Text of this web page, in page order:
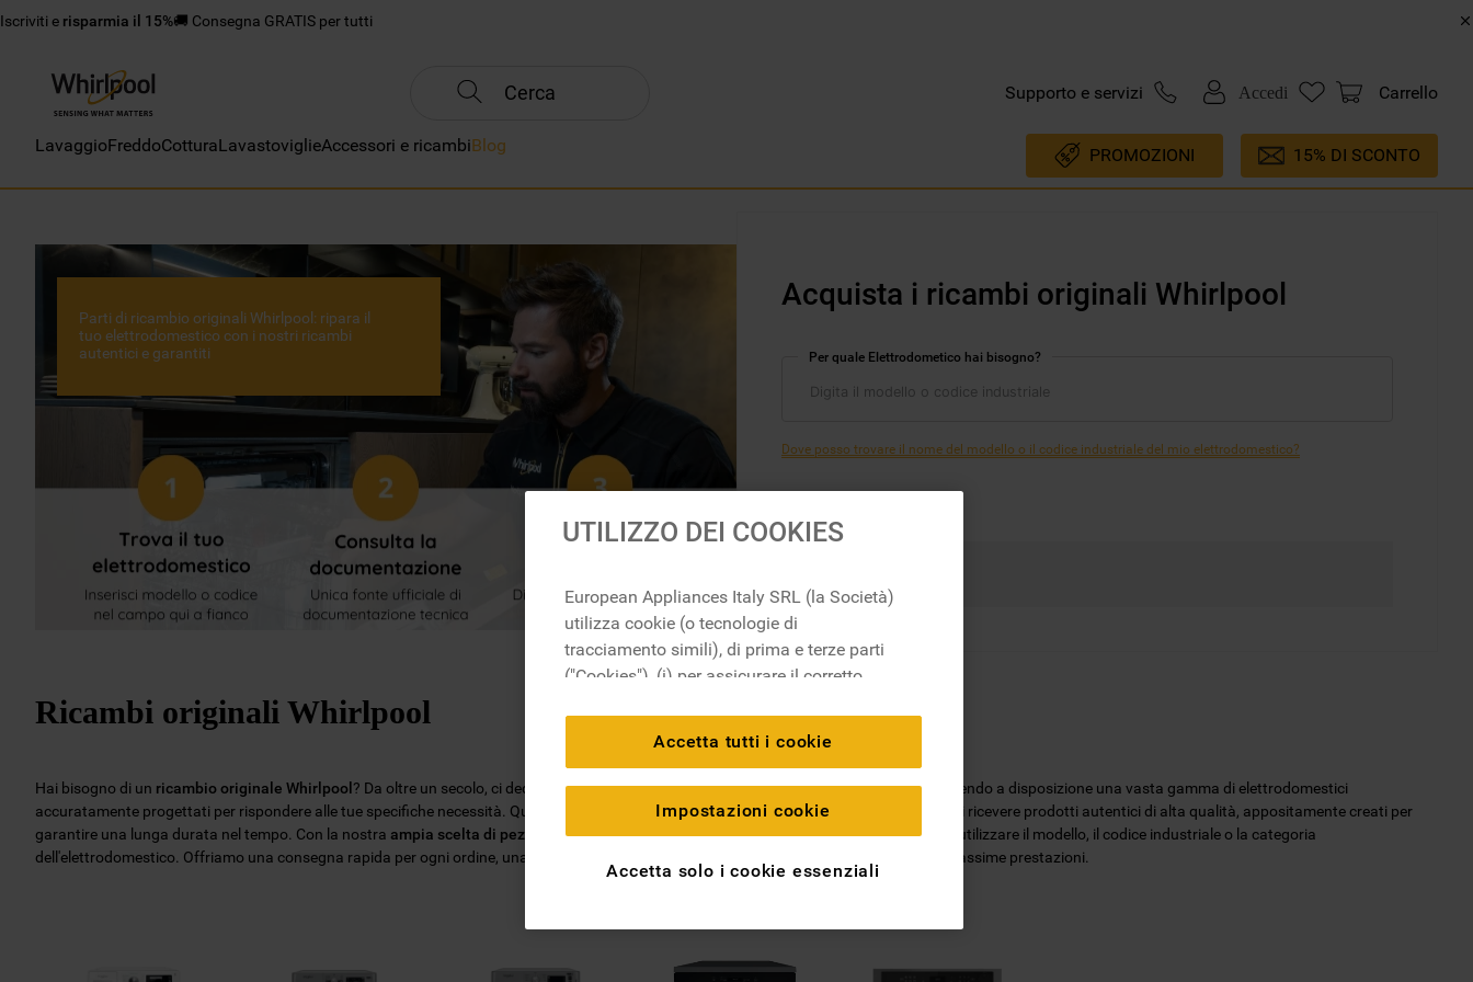
Iscriviti e risparmia il 15%🚚 Consegna GRATIS per tutti
Cerca Supporto e servizi Accedi Carrello
LavaggioFreddoCotturaLavastoviglieAccessori e ricambiBlog PROMOZIONI 15% DI SCONTO
Parti di ricambio originali Whirlpool: ripara il
tuo elettrodomestico con i nostri ricambi
autentici e garantiti
Acquista i ricambi originali Whirlpool
Per quale Elettrodometico hai bisogno?
Dove posso trovare il nome del modello o il codice industriale del mio elettrodomestico?
Ricambi originali Whirlpool
Hai bisogno di un ricambio originale Whirlpool ? Da oltre un secolo, ci dedichiamo all'ideazione di soluzioni per l'ambiente domestico, mettendo a disposizione una vasta gamma di elettrodomestici
accuratamente progettati per rispondere alle tue specifiche necessità. Quando scegli un
ricambio originale Whirlpool, puoi essere certo di ricevere prodotti autentici di alta qualità, appositamente creati per
garantire una lunga durata nel tempo. Con la nostra ampia scelta di pezzi di ricambiosarà facile trovare quello di cui hai bisogno: basta utilizzare il modello, il codice industriale o la categoria
dell'elettrodomestico. Offriamo una consegna rapida per ogni ordine, una garanzia di 2 anni su tutti i ricambi e la certezza di ottenere le massime prestazioni.
UTILIZZO DEI COOKIES
European Appliances Italy SRL (la Società)
utilizza cookie (o tecnologie di
tracciamento simili), di prima e terze parti
("Cookies"), (i) per assicurare il corretto
migliorare l'esperienza di navigazione
(cookie tecnici), (ii) per finalità statistiche e
per rilevare l’audience del nostro sito e
come interagisce con il sito (cookie
analitici), (iii) per annunci personalizzati e
siti web o piattaforme social, come ad
Accetta tutti i cookie
Impostazioni cookie
Accetta solo i cookie essenziali